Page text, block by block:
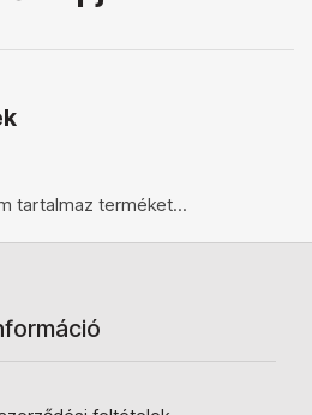
tartalmaz terméket...